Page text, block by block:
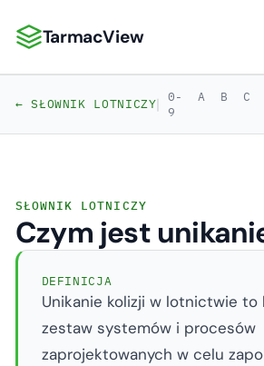
TarmacView: Precyzyjna analityka
TarmacView
← SŁOWNIK LOTNICZY| 0-
9
A B C
SŁOWNIK LOTNICZY
Czym jest
DEFINICJA
Unikanie kolizji w lotnictwie to
zestaw systemów i procesów
zaprojektowanych w celu